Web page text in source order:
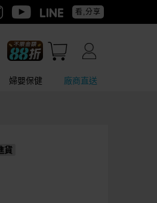
看,分享
婦嬰保健 廠商直送
貨